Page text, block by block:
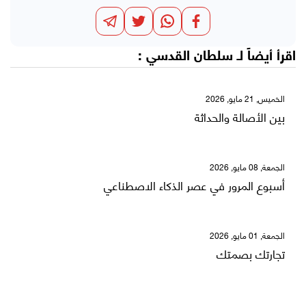
اقرأ أيضاً لـ سلطان القدسي :
الخميس, 21 مايو, 2026
بين الأصالة والحداثة
الجمعة, 08 مايو, 2026
أسبوع المرور في عصر الذكاء الاصطناعي
الجمعة, 01 مايو, 2026
تجارتك بصمتك